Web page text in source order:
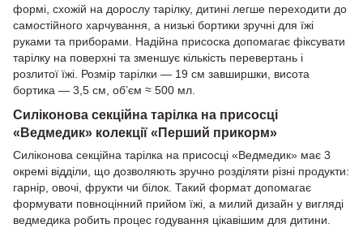
формі, схожій на дорослу тарілку, дитині легше переходити до
самостійного харчування, а низькі бортики зручні для їжі
руками та приборами. Надійна присоска допомагає фіксувати
тарілку на поверхні та зменшує кількість перевертань і
розлитої їжі. Розмір тарілки — 19 см завширшки, висота
бортика — 3,5 см, об’єм ≈ 500 мл.
Силіконова секційна тарілка на присосці
«Ведмедик» колекції «Перший прикорм»
Силіконова секційна тарілка на присосці «Ведмедик» має 3
окремі відділи, що дозволяють зручно розділяти різні продукти:
гарнір, овочі, фрукти чи білок. Такий формат допомагає
формувати повноцінний прийом їжі, а милий дизайн у вигляді
ведмедика робить процес годування цікавішим для дитини.